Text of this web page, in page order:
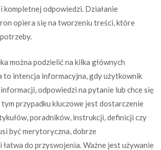
odpowiedzi. Działanie
opiera się na tworzeniu treści, które
można podzielić na kilka głównych
to intencja informacyjna, gdy użytkownik
odpowiedzi na pytanie lub chce się
tym przypadku kluczowe jest dostarczenie
poradników, instrukcji, definicji czy
być merytoryczna, dobrze
do przyswojenia. Ważne jest używanie